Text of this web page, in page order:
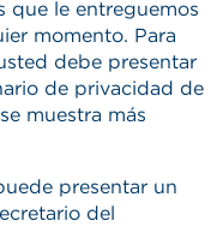
que le entreguemos
momento. Para
debe presentar
de privacidad de
muestra más
presentar un
del